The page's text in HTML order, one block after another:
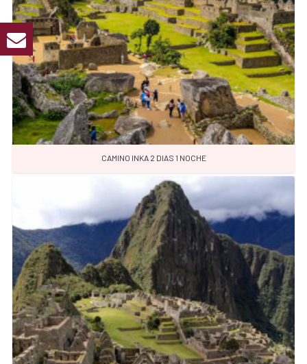
CAMINO INKA 2 DIAS 1 NOCHE